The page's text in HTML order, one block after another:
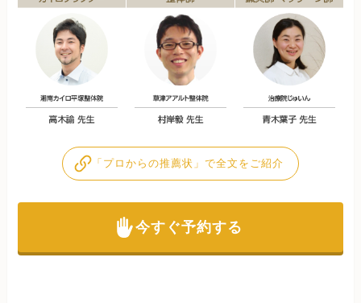
「プロからの推薦状」で全文をご紹介
今すぐ予約する